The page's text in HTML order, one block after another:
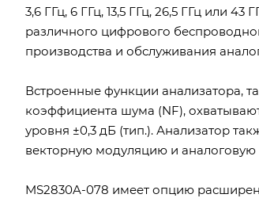
3,6 ГГц, 6 ГГц, 13,5 ГГц, 26,5 ГГц или
различного цифрового
производства и обслуживания
Встроенные функции анализатора,
коэффициента шума (NF),
уровня ±0,3 дБ (тип.). Анализатор
векторную модуляцию и
MS2830A-078 имеет опцию